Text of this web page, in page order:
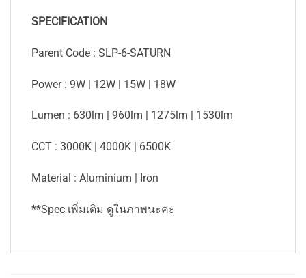
SPECIFICATION
Parent Code : SLP-6-SATURN
Power : 9W | 12W | 15W | 18W
Lumen : 630lm | 960lm | 1275lm | 1530lm
CCT : 3000K | 4000K | 6500K
Material : Aluminium | Iron
**Spec เพิ่มเติม ดูในภาพนะคะ